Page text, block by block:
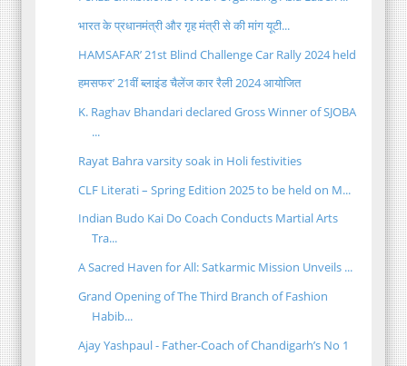
भारत के प्रधानमंत्री और गृह मंत्री से की मांग यूटी...
HAMSAFAR’ 21st Blind Challenge Car Rally 2024 held
हमसफर’ 21वीं ब्लाइंड चैलेंज कार रैली 2024 आयोजित
K. Raghav Bhandari declared Gross Winner of SJOBA
...
Rayat Bahra varsity soak in Holi festivities
CLF Literati – Spring Edition 2025 to be held on M...
Indian Budo Kai Do Coach Conducts Martial Arts
Tra...
A Sacred Haven for All: Satkarmic Mission Unveils ...
Grand Opening of The Third Branch of Fashion
Habib...
Ajay Yashpaul - Father-Coach of Chandigarh’s No 1